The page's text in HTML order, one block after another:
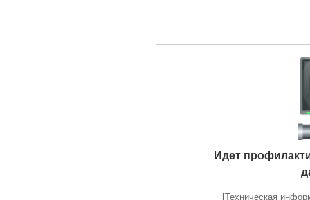
Идет
[Техническая